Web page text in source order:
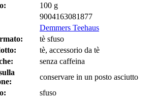
100 g
9004163081877
Demmers Teehaus
tè sfuso
tè, accessorio da tè
senza caffeina
conservare in un posto asciutto
sfuso